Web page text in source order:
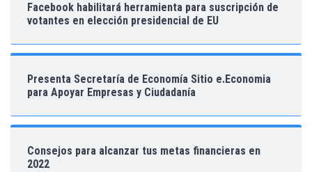
Facebook habilitará herramienta para suscripción de
votantes en elección presidencial de EU
Presenta Secretaría de Economía Sitio e.Economia
para Apoyar Empresas y Ciudadanía
Consejos para alcanzar tus metas financieras en
2022